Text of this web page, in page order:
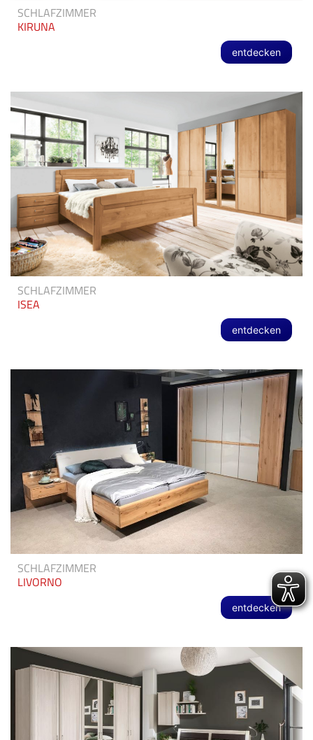
SCHLAFZIMMER
KIRUNA
entdecken
SCHLAFZIMMER
ISEA
entdecken
SCHLAFZIMMER
LIVORNO
entdecken